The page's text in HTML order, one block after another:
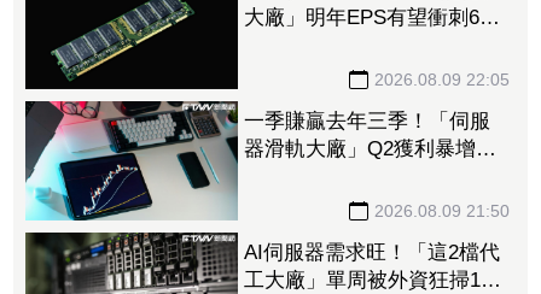
大廠」明年EPS有望衝刺6股
揚推升營收、獲利2026.08.09 22:05
一季賺贏去年三季！「伺服
器滑軌大廠」Q2獲利暴增
2026.08.09 21:50
AI伺服器需求旺！「這2檔代
工大廠」單周被外資狂掃14.5